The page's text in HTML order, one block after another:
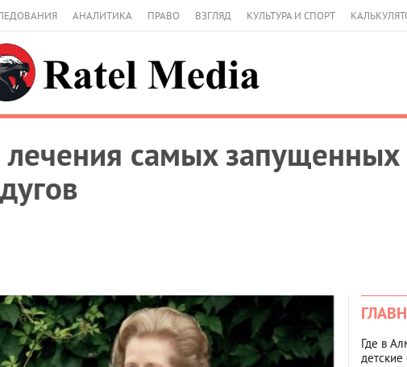
АНАЛИТИКА ПРАВО ВЗГЛЯД КУЛЬТУРА И СПОРТ
лечения самых запущенных
Где в
детские